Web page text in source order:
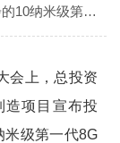
10纳米级第一
每
会上，总投资
造项目宣布投
米级第一代8G